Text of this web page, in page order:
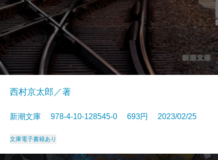
西村京太郎／著
新潮文庫 978-4-10-128545-0 693円 2023/02/25
文庫電子書籍あり